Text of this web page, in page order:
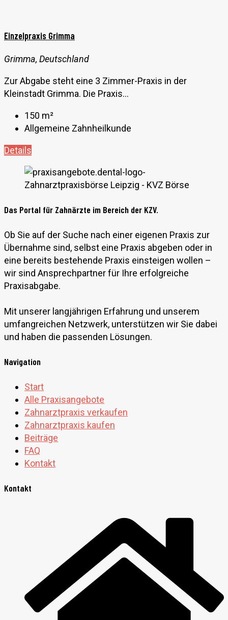
Einzelpraxis Grimma
Grimma, Deutschland
Zur Abgabe steht eine 3 Zimmer-Praxis in der
Kleinstadt Grimma. Die Praxis...
150 m²
Allgemeine Zahnheilkunde
Details
Das Portal für Zahnärzte im Bereich der KZV.
Ob Sie auf der Suche nach einer eigenen Praxis zur
Übernahme sind, selbst eine Praxis abgeben oder in
eine bereits bestehende Praxis einsteigen wollen –
wir sind Ansprechpartner für Ihre erfolgreiche
Praxisabgabe.
Mit unserer langjährigen Erfahrung und unserem
umfangreichen Netzwerk, unterstützen wir Sie dabei
und haben die passenden Lösungen.
Navigation
Start
Alle Praxisangebote
Zahnarztpraxis verkaufen
Zahnarztpraxis kaufen
Beiträge
FAQ
Kontakt
Kontakt